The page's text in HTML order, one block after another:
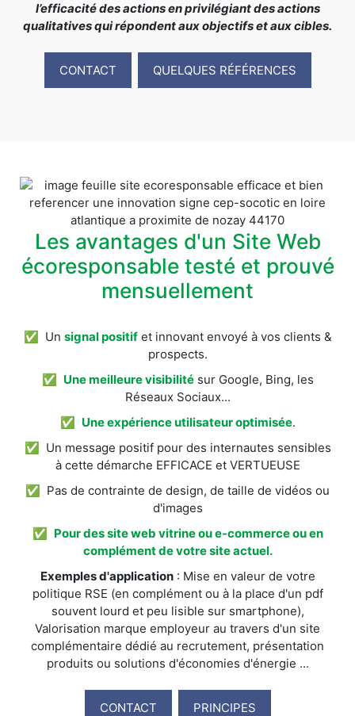
l’efficacité des actions en privilégiant des actions
qualitatives qui répondent aux objectifs et aux cibles.
CONTACT QUELQUES RÉFÉRENCES
Les avantages d'un Site Web
écoresponsable testé et prouvé
mensuellement
✅ Un signal positifet innovant envoyé à vos clients &
prospects.
✅ Une meilleure visibilitésur Google, Bing, les
Réseaux Sociaux...
✅ Une expérience utilisateur optimisée.
✅ Un message positif pour des internautes sensibles
à cette démarche EFFICACE et VERTUEUSE
✅ Pas de contrainte de design, de taille de vidéos ou
d'images
✅ Pour des site web vitrine ou e-commerce ou en
complément de votre site actuel.
Exemples d'application: Mise en valeur de votre
politique RSE (en complément ou à la place d'un pdf
souvent lourd et peu lisible sur smartphone),
Valorisation marque employeur au travers d'un site
complémentaire dédié au recrutement, présentation
produits ou solutions d'économies d'énergie ...
CONTACT PRINCIPES